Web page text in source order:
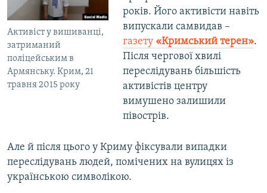
Активіст у вишиванці,
затриманий
поліцейським в
Армянську. Крим, 21
травня 2015 року
років. Його активісти навіть
випускали самвидав –
газету «Кримський терен».
Після чергової хвилі
переслідувань більшість
активістів центру
вимушено залишили
півострів.
Але й після цього у Криму фіксували випадки
переслідувань людей, помічених на вулицях із
українською символікою.